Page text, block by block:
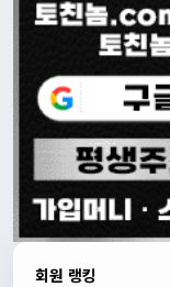
회원 랭킹